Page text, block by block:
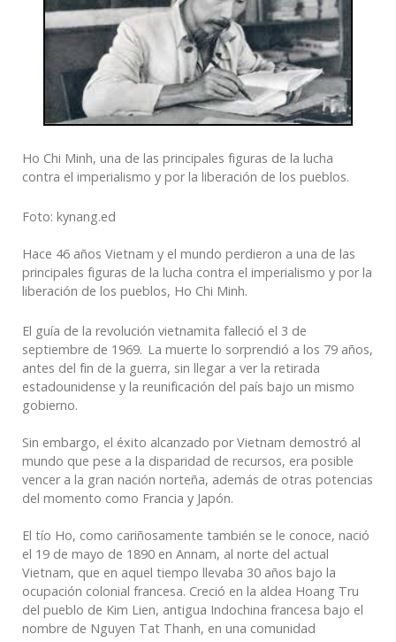
Ho Chi Minh, una de las principales figuras de la lucha
contra el imperialismo y por la liberación de los pueblos.
Foto: kynang.ed
Hace 46 años Vietnam y el mundo perdieron a una de las
principales figuras de la lucha contra el imperialismo y por la
liberación de los pueblos, Ho Chi Minh.
El guía de la revolución vietnamita falleció el 3 de
septiembre de 1969. La muerte lo sorprendió a los 79 años,
antes del fin de la guerra, sin llegar a ver la retirada
estadounidense y la reunificación del país bajo un mismo
gobierno.
Sin embargo, el éxito alcanzado por Vietnam demostró al
mundo que pese a la disparidad de recursos, era posible
vencer a la gran nación norteña, además de otras potencias
del momento como Francia y Japón.
El tío Ho, como cariñosamente también se le conoce, nació
el 19 de mayo de 1890 en Annam, al norte del actual
Vietnam, que en aquel tiempo llevaba 30 años bajo la
ocupación colonial francesa. Creció en la aldea Hoang Tru
del pueblo de Kim Lien, antigua Indochina francesa bajo el
nombre de Nguyen Tat Thanh, en una comunidad